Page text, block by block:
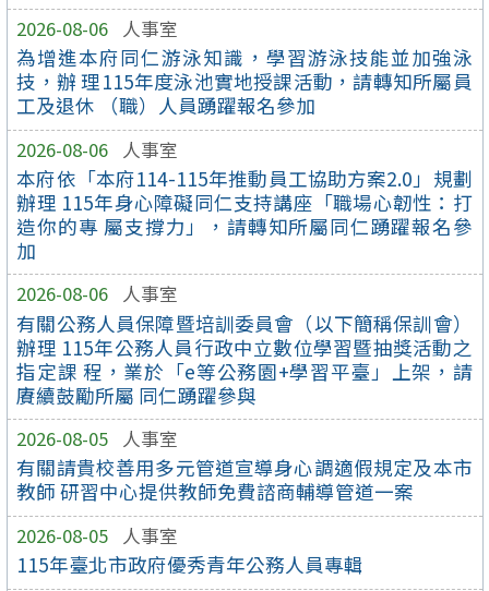
2026-08-06 人事室
為增進本府同仁游泳知識，學習游泳技能並加強泳
技，辦 理115年度泳池實地授課活動，請轉知所屬員
工及退休 （職）人員踴躍報名參加
2026-08-06 人事室
本府依「本府114-115年推動員工協助方案2.0」規劃
辦理 115年身心障礙同仁支持講座「職場心韌性：打
造你的專 屬支撐力」，請轉知所屬同仁踴躍報名參
加
2026-08-06 人事室
有關公務人員保障暨培訓委員會（以下簡稱保訓會）
辦理 115年公務人員行政中立數位學習暨抽獎活動之
指定課 程，業於「e等公務園+學習平臺」上架，請
賡續鼓勵所屬 同仁踴躍參與
2026-08-05 人事室
有關請貴校善用多元管道宣導身心調適假規定及本市
教師 研習中心提供教師免費諮商輔導管道一案
2026-08-05 人事室
115年臺北市政府優秀青年公務人員專輯